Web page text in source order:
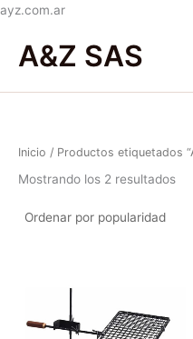
ayz.com.arIr
contenido
A&Z SAS
Inicio / Productos etiquetados
Mostrando los 2 resultados